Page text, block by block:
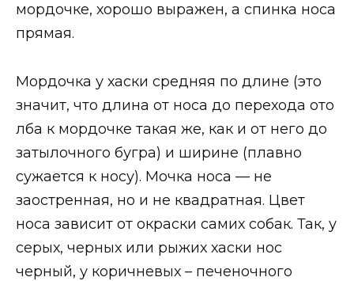
мордочке, хорошо выражен, а спинка носа
прямая.
Мордочка у хаски средняя по длине (это
значит, что длина от носа до перехода ото
лба к мордочке такая же, как и от него до
затылочного бугра) и ширине (плавно
сужается к носу). Мочка носа — не
заостренная, но и не квадратная. Цвет
носа зависит от окраски самих собак. Так, у
серых, черных или рыжих хаски нос
черный, у коричневых – печеночного